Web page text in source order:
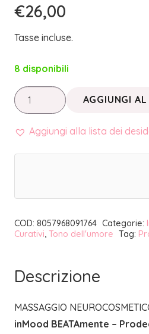
€26,00
Tasse incluse.
8 disponibili
INMOOD
BEATAmente
AGGIUNGI
Aggiungi alla lista dei
COD: 8057968091764 Categorie:
Curativi, Tono dell'umore Tag:
Descrizione
MASSAGGIO
inMood BEATAmente –